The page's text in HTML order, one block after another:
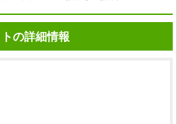
の詳細情報